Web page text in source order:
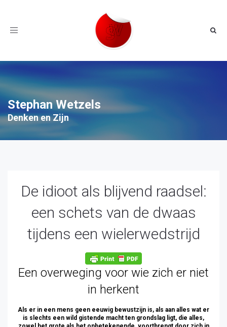
Toggle
Stephan Wetzels
Denken en Zijn
De idioot als blijvend raadsel:
een schets van de dwaas
tijdens een wielerwedstrijd
Een overweging voor wie zich er niet
in herkent
Als er in een mens geen eeuwig bewustzijn is, als aan alles wat er
is slechts een wild gistende macht ten grondslag ligt, die alles,